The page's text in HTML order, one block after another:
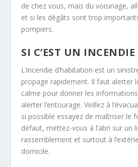
de chez vous, mais du voisinage,
et si les dégâts sont trop
pompiers.
SI C’EST UN INCENDIE
L’incendie d’habitation est un
propage rapidement. Il faut alerter
calme pour donner les
alerter l’entourage. Veillez à
si possible essayez de maîtriser le
défaut, mettez-vous à l’abri sur un
rassemblement et surtout à
domicile.